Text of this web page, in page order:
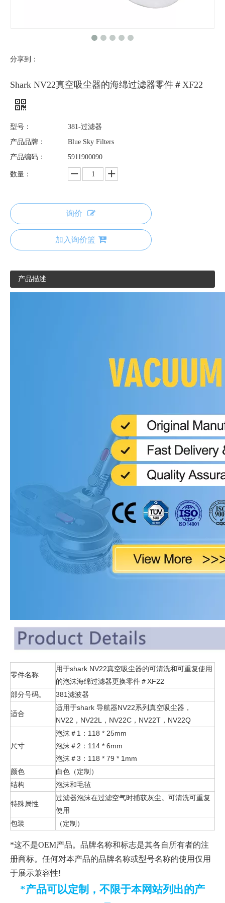
分享到：
Shark NV22真空吸尘器的海绵过滤器零件＃XF22
型号：
381-过滤器
产品品牌：
Blue Sky Filters
产品编码：
5911900090
数量：
询价
加入询价篮
产品描述
零件名称
用于shark NV22真空吸尘器的可清洗和可重复使用
的泡沫海绵过滤器更换零件＃XF22
部分号码。
381滤波器
适合
适用于shark 导航器NV22系列真空吸尘器，
NV22，NV22L，NV22C，NV22T，NV22Q
尺寸
泡沫＃1：118 * 25mm
泡沫＃2：114 * 6mm
泡沫＃3：118 * 79 * 1mm
颜色
白色（定制）
结构
泡沫和毛毡
特殊属性
过滤器泡沫在过滤空气时捕获灰尘。可清洗可重复
使用
包装
（定制）
*这不是OEM产品。品牌名称和标志是其各自所有者的注
册商标。任何对本产品的品牌名称或型号名称的使用仅用
于展示兼容性!
*产品可以定制，不限于本网站列出的产